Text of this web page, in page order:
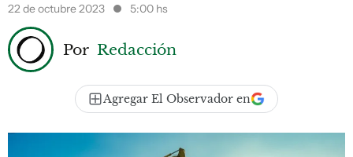
22 de octubre 2023
5:00 hs
Por Redacción
Agregar El Observador en